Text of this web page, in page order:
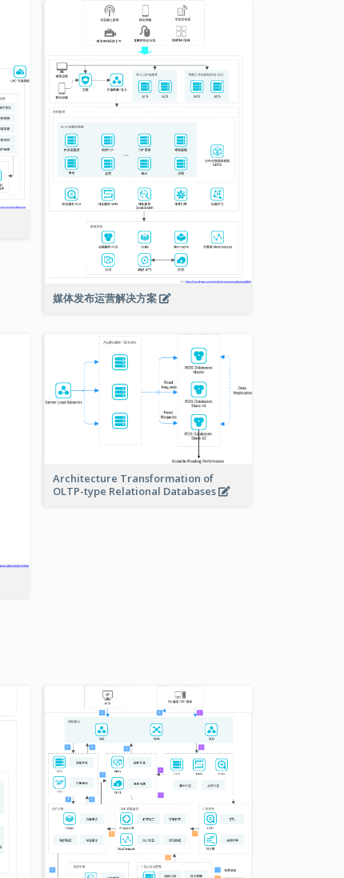
媒体发布运营解决方案
Architecture Transformation of
OLTP-type Relational Databases